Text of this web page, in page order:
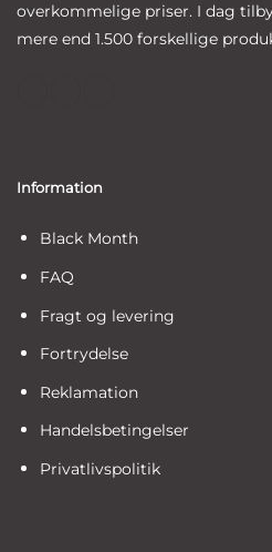
overkommelige priser. I dag
mere end 1.500 forskellige
Information
Black Month
FAQ
Fragt og levering
Fortrydelse
Reklamation
Handelsbetingelser
Privatlivspolitik